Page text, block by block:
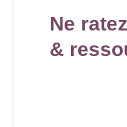
Ne
&